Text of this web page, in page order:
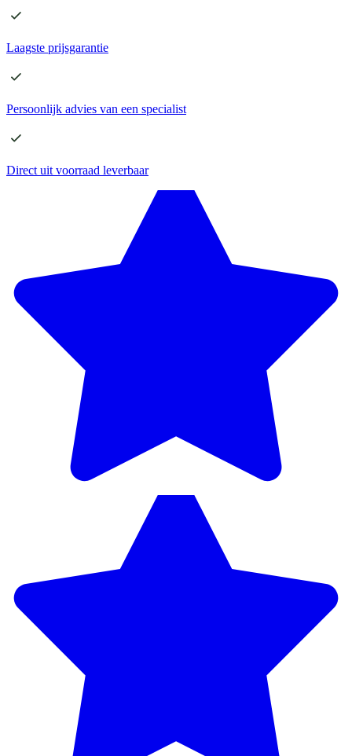
Laagste prijsgarantie
Persoonlijk advies van een specialist
Direct uit voorraad leverbaar